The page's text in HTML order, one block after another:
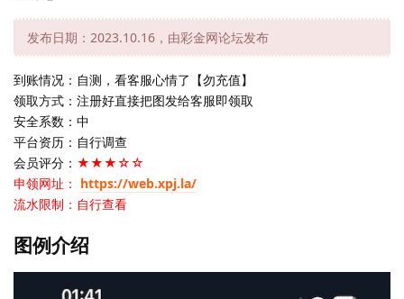
发布日期：2023.10.16，由彩金网论坛发布
到账情况：自测，看客服心情了【勿充值】
领取方式：注册好直接把图发给客服即领取
安全系数：中
平台资历：自行调查
会员评分： ★★★☆☆
申领网址： https://web.xpj.la/
流水限制：自行查看
图例介绍